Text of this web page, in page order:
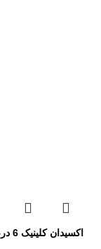
اکسیدان کلینیک 6 درصد حجم 150 میلی لیتر